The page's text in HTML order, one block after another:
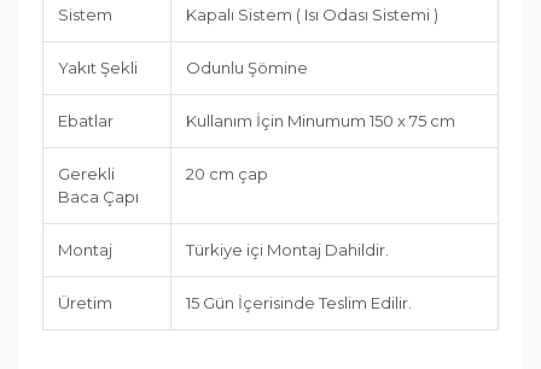
Sistem Kapalı Sistem ( Isı Odası Sistemi )
Yakıt Şekli Odunlu Şömine
Ebatlar Kullanım İçin Minumum 150 x 75 cm
Gerekli
Baca Çapı
20 cm çap
Montaj Türkiye içi Montaj Dahildir.
Üretim 15 Gün İçerisinde Teslim Edilir.